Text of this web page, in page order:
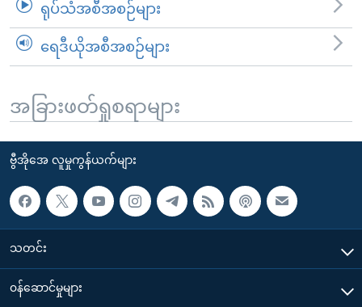
ရုပ်သံအစီအစဉ်များ
ရေဒီယိုအစီအစဉ်များ
အခြားဖတ်ရှုစရာများ
ဗွီအိုအေ လူမှုကွန်ယက်များ
သတင်း
၀န်ဆောင်မှုများ